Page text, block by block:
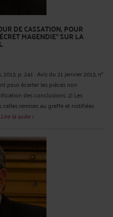
DE CASSATION, POUR
MAGENDIE" SUR LA
2013, p. 241 : Avis du 21 janvier 2013, n°
pour écarter les pièces non
des conclusions. 2) Les
remises au greffe et notifiées
Lire la suite >